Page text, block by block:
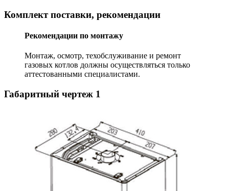
Комплект поставки, рекомендации
Рекомендации по монтажу
Монтаж, осмотр, техобслуживание и ремонт
газовых котлов должны осуществляться только
аттестованными специалистами.
Габаритный чертеж 1